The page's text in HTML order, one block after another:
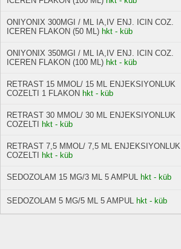
ONIYONIX 300MGI / ML IA,IV ENJ. ICIN COZ.
ICEREN FLAKON (50 ML) hkt - küb
ONIYONIX 350MGI / ML IA,IV ENJ. ICIN COZ.
ICEREN FLAKON (100 ML) hkt - küb
RETRAST 15 MMOL/ 15 ML ENJEKSIYONLUK
COZELTI 1 FLAKON hkt - küb
RETRAST 30 MMOL/ 30 ML ENJEKSIYONLUK
COZELTI
hkt - küb
RETRAST 7,5 MMOL/ 7,5 ML ENJEKSIYONLUK
COZELTI
hkt - küb
SEDOZOLAM 15 MG/3 ML 5 AMPUL hkt - küb
SEDOZOLAM 5 MG/5 ML 5 AMPUL hkt - küb